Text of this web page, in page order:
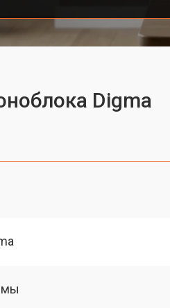
Digma